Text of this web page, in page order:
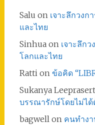
Salu on เจาะลึกวงก
และไทย
Sinhuaon เจาะลึก
โลกและไทย
Ratti on ข้อคิด
Sukanya Leeprasert
บรรณารักษ์โดยไม่ได้
bagwell on คนทำง